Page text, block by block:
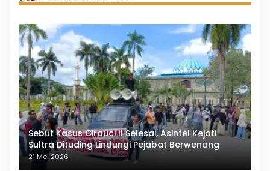
Sebut Kasus Cirauci II Selesai, Asintel Kejati
Sultra Dituding Lindungi Pejabat Berwenang
21 Mei 2026